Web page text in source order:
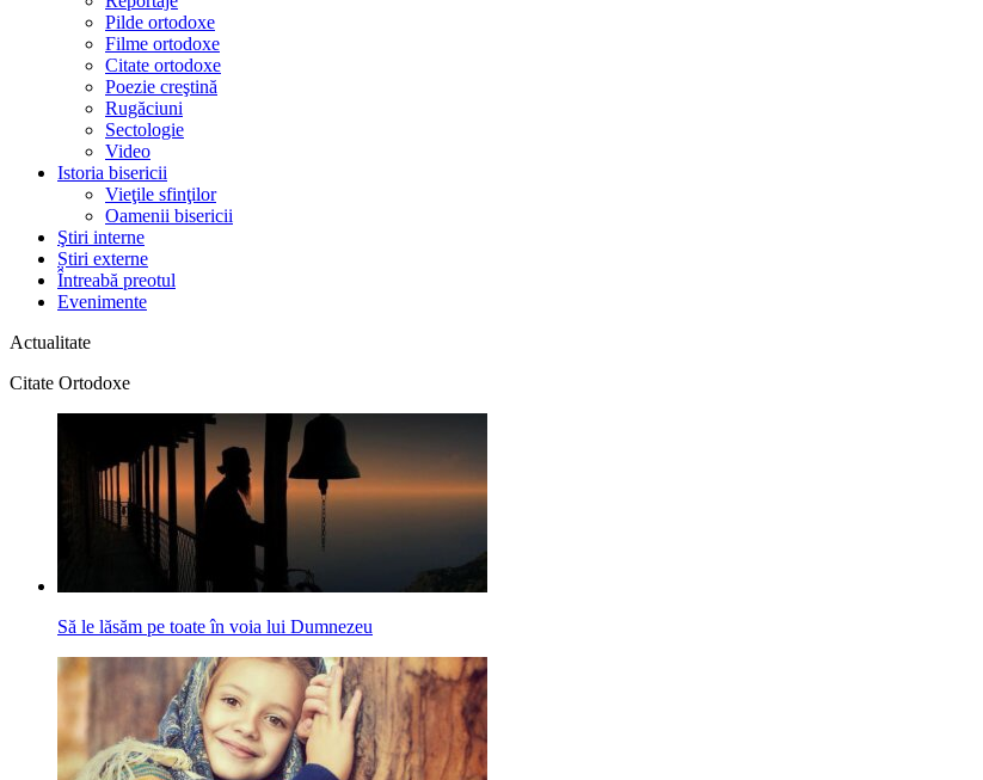
Pilde ortodoxe
Filme ortodoxe
Citate ortodoxe
Poezie creştină
Rugăciuni
Sectologie
Video
Istoria bisericii
Vieţile sfinţilor
Oamenii bisericii
Ştiri interne
Știri externe
Întreabă preotul
Evenimente
Actualitate
Citate Ortodoxe
Să le lăsăm pe toate în voia lui Dumnezeu